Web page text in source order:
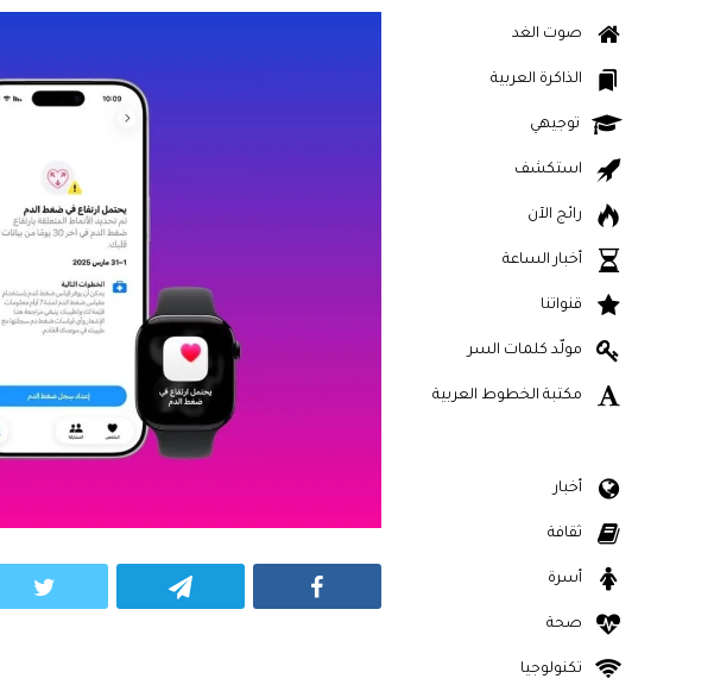
صوت الغد
الذاكرة العربية
توجيهي
استكشف
رائج الآن
أخبار الساعة
قنواتنا
مولّد كلمات السر
مكتبة الخطوط العربية
أخبار
ثقافة
أسرة
صحة
تكنولوجيا